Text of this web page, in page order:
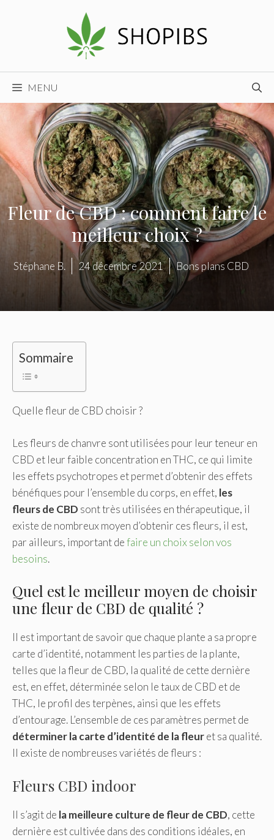
MENU
Fleur de CBD : comment faire le
meilleur choix ?
Stéphane B. 24 décembre 2021 Bons plans CBD
Sommaire
Quelle fleur de CBD choisir ?
Les fleurs de chanvre sont utilisées pour leur teneur en
CBD et leur faible concentration en THC, ce qui limite
les effets psychotropes et permet d’obtenir des effets
bénéfiques pour l’ensemble du corps, en effet, les
fleurs de CBD sont très utilisées en thérapeutique, il
existe de nombreux moyen d’obtenir ces fleurs, il est,
par ailleurs, important defaire un choix selon vos
besoins.
Quel est le meilleur moyen de choisir
une fleur de CBD de qualité ?
Il est important de savoir que chaque plante a sa propre
carte d’identité, notamment les parties de la plante,
telles que la fleur de CBD, la qualité de cette dernière
est, en effet, déterminée selon le taux de CBD et de
THC, le profil des terpènes, ainsi que les effets
d’entourage. L’ensemble de ces paramètres permet de
déterminerla carte d’identité de la fleuret sa qualité.
Il existe de nombreuses variétés de fleurs :
Fleurs CBD indoor
Il s’agit de la meilleure culture de fleur de CBD, cette
dernière est cultivée dans des conditions idéales, en